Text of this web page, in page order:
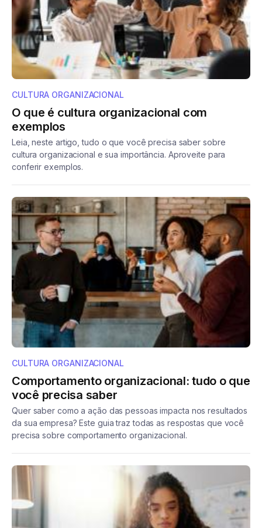
CULTURA ORGANIZACIONAL
O que é cultura organizacional com
exemplos
Leia, neste artigo, tudo o que você precisa saber sobre
cultura organizacional e sua importância. Aproveite para
conferir exemplos.
CULTURA ORGANIZACIONAL
Comportamento organizacional: tudo o que
você precisa saber
Quer saber como a ação das pessoas impacta nos resultados
da sua empresa? Este guia traz todas as respostas que você
precisa sobre comportamento organizacional.